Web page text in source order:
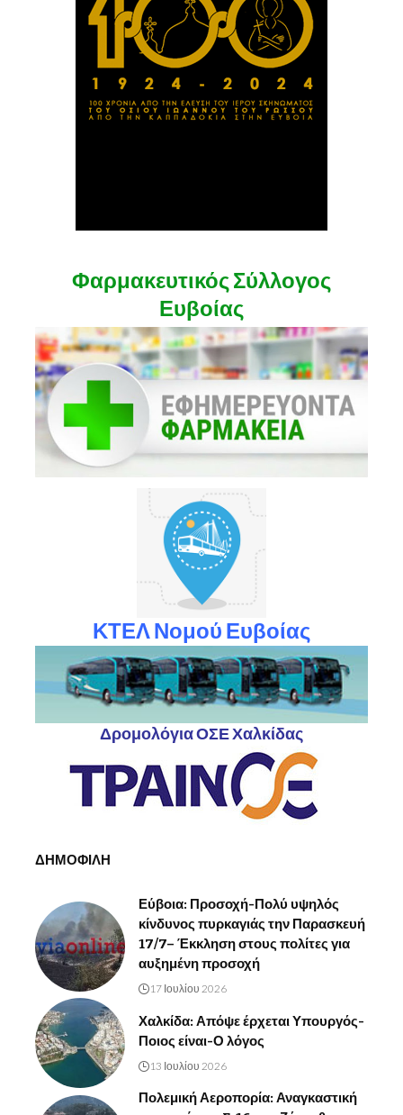
Φαρμακευτικός Σύλλογος
Ευβοίας
ΚΤΕΛ Νομού Ευβοίας
Δρομολόγια ΟΣΕ Χαλκίδας
ΔΗΜΟΦΙΛΗ
Εύβοια: Προσοχή-Πολύ υψηλός
κίνδυνος πυρκαγιάς την Παρασκευή
17/7– Έκκληση στους πολίτες για
αυξημένη προσοχή
17 Ιουλίου 2026
Χαλκίδα: Απόψε έρχεται Υπουργός-
Ποιος είναι-Ο λόγος
13 Ιουλίου 2026
Πολεμική Αεροπορία: Αναγκαστική